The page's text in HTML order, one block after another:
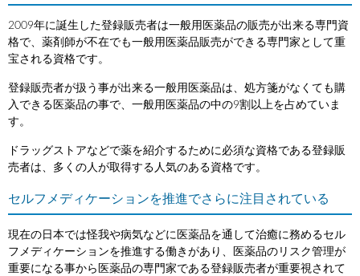
2009年に誕生した登録販売者は一般用医薬品の販売が出来る専門資
格で、薬剤師が不在でも一般用医薬品販売ができる専門家として重
宝される資格です。
登録販売者が扱う事が出来る一般用医薬品は、処方箋がなくても購
入できる医薬品の事で、一般用医薬品の中の9割以上を占めていま
す。
ドラッグストアなどで薬を紹介するために必須な資格である登録販
売者は、多くの人が取得する人気のある資格です。
セルフメディケーションを推進でさらに注目されている
現在の日本では怪我や病気などに医薬品を通して治癒に務めるセル
フメディケーションを推進する働きがあり、医薬品のリスク管理が
重要になる事から医薬品の専門家である登録販売者が重要視されて